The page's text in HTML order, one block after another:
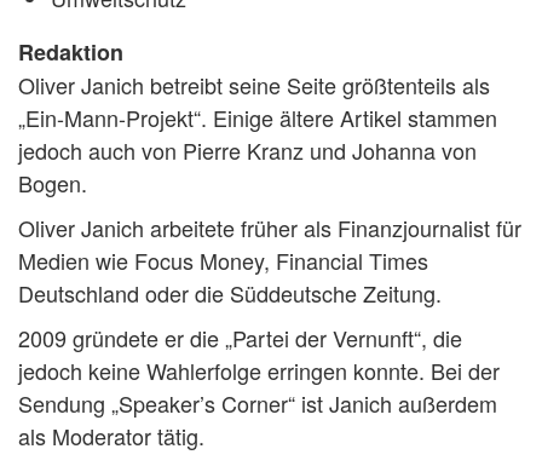
Redaktion
Oliver Janich betreibt seine Seite größtenteils als
„Ein-Mann-Projekt“. Einige ältere Artikel stammen
jedoch auch von Pierre Kranz und Johanna von
Bogen.
Oliver Janich arbeitete früher als Finanzjournalist für
Medien wie Focus Money, Financial Times
Deutschland oder die Süddeutsche Zeitung.
2009 gründete er die „Partei der Vernunft“, die
jedoch keine Wahlerfolge erringen konnte. Bei der
Sendung „Speaker’s Corner“ ist Janich außerdem
als Moderator tätig.